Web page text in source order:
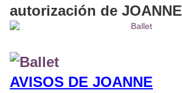
autorización de JOANNE
AVISOS DE JOANNE